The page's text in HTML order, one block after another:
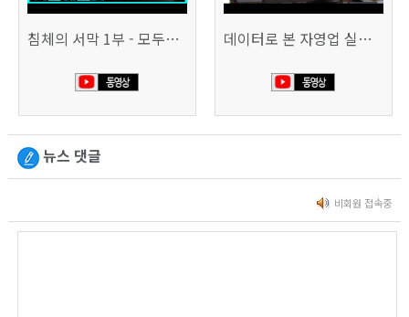
침체의 서막 1부 - 모두가 가난해진다 | 시사직격 신년특집 데이터로 본 자영업 실태 - 매출 '뚝', 장수 업소도 '휘청'
뉴스 댓글
비회원 접속중